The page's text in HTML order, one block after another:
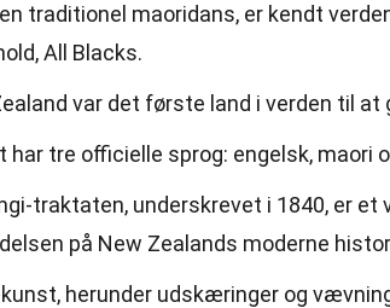
traditionel maoridans, er kendt
All Blacks.
var det første land i verden til
har tre officielle sprog: engelsk, maori
traktaten, underskrevet i 1840, er et
på New Zealands moderne
herunder udskæringer og